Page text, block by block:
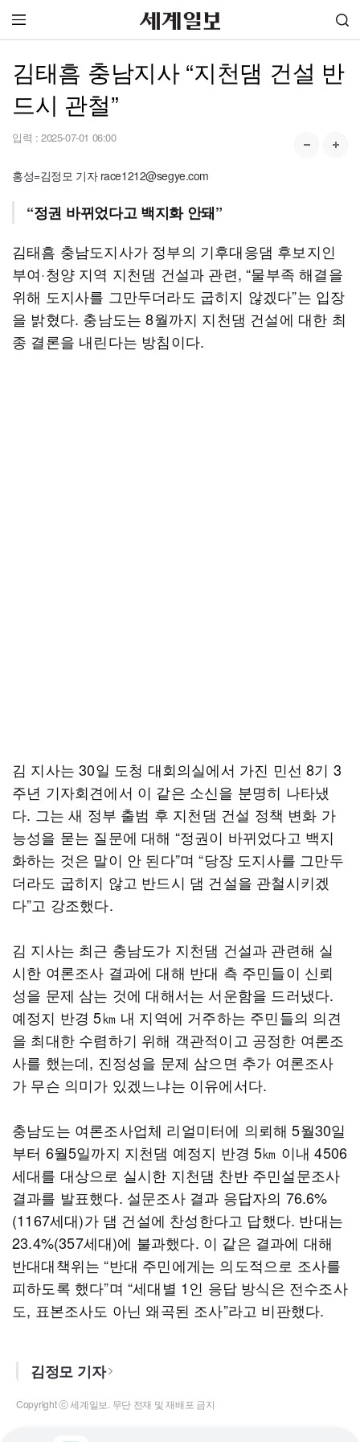
김태흠 충남지사 “지천댐 건설 반
드시 관철”
입력 : 2025-07-01 06:00
홍성=김정모 기자 race1212@segye.com
“정권 바뀌었다고 백지화 안돼”
김태흠 충남도지사가 정부의 기후대응댐 후보지인
부여·청양 지역 지천댐 건설과 관련, “물부족 해결을
위해 도지사를 그만두더라도 굽히지 않겠다”는 입장
을 밝혔다. 충남도는 8월까지 지천댐 건설에 대한 최
종 결론을 내린다는 방침이다.
김 지사는 30일 도청 대회의실에서 가진 민선 8기 3
주년 기자회견에서 이 같은 소신을 분명히 나타냈
다. 그는 새 정부 출범 후 지천댐 건설 정책 변화 가
능성을 묻는 질문에 대해 “정권이 바뀌었다고 백지
화하는 것은 말이 안 된다”며 “당장 도지사를 그만두
더라도 굽히지 않고 반드시 댐 건설을 관철시키겠
다”고 강조했다.
김 지사는 최근 충남도가 지천댐 건설과 관련해 실
시한 여론조사 결과에 대해 반대 측 주민들이 신뢰
성을 문제 삼는 것에 대해서는 서운함을 드러냈다.
예정지 반경 5㎞ 내 지역에 거주하는 주민들의 의견
을 최대한 수렴하기 위해 객관적이고 공정한 여론조
사를 했는데, 진정성을 문제 삼으면 추가 여론조사
가 무슨 의미가 있겠느냐는 이유에서다.
충남도는 여론조사업체 리얼미터에 의뢰해 5월30일
부터 6월5일까지 지천댐 예정지 반경 5㎞ 이내 4506
세대를 대상으로 실시한 지천댐 찬반 주민설문조사
결과를 발표했다. 설문조사 결과 응답자의 76.6%
(1167세대)가 댐 건설에 찬성한다고 답했다. 반대는
23.4%(357세대)에 불과했다. 이 같은 결과에 대해
반대대책위는 “반대 주민에게는 의도적으로 조사를
피하도록 했다”며 “세대별 1인 응답 방식은 전수조사
도, 표본조사도 아닌 왜곡된 조사”라고 비판했다.
김정모 기자
Copyright ⓒ 세계일보. 무단 전재 및 재배포 금지